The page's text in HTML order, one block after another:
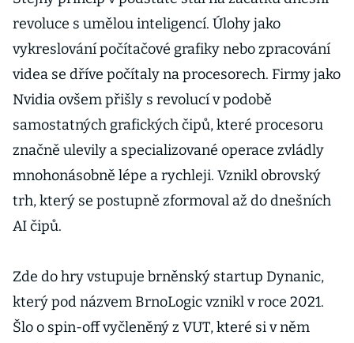
stavby
továren
u našich
sousedů
revoluce s umělou inteligencí. Úlohy jako
vykreslování počítačové grafiky nebo zpracování
videa se dříve počítaly na procesorech. Firmy jako
Nvidia ovšem přišly s revolucí v podobě
samostatných grafických čipů, které procesoru
značně ulevily a specializované operace zvládly
mnohonásobně lépe a rychleji. Vznikl obrovský
trh, který se postupně zformoval až do dnešních
AI čipů.
Zde do hry vstupuje brněnský startup Dynanic,
který pod názvem BrnoLogic vznikl v roce 2021.
Šlo o spin-off vyčleněný z VUT, které si v něm